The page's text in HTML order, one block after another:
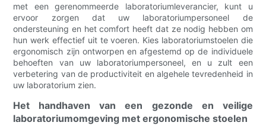
met een gerenommeerde laboratoriumleverancier, kunt u
ervoor zorgen dat uw laboratoriumpersoneel de
ondersteuning en het comfort heeft dat ze nodig hebben om
hun werk effectief uit te voeren. Kies laboratoriumstoelen die
ergonomisch zijn ontworpen en afgestemd op de individuele
behoeften van uw laboratoriumpersoneel, en u zult een
verbetering van de productiviteit en algehele tevredenheid in
uw laboratorium zien.
Het handhaven van een gezonde en veilige
laboratoriumomgeving met ergonomische stoelen